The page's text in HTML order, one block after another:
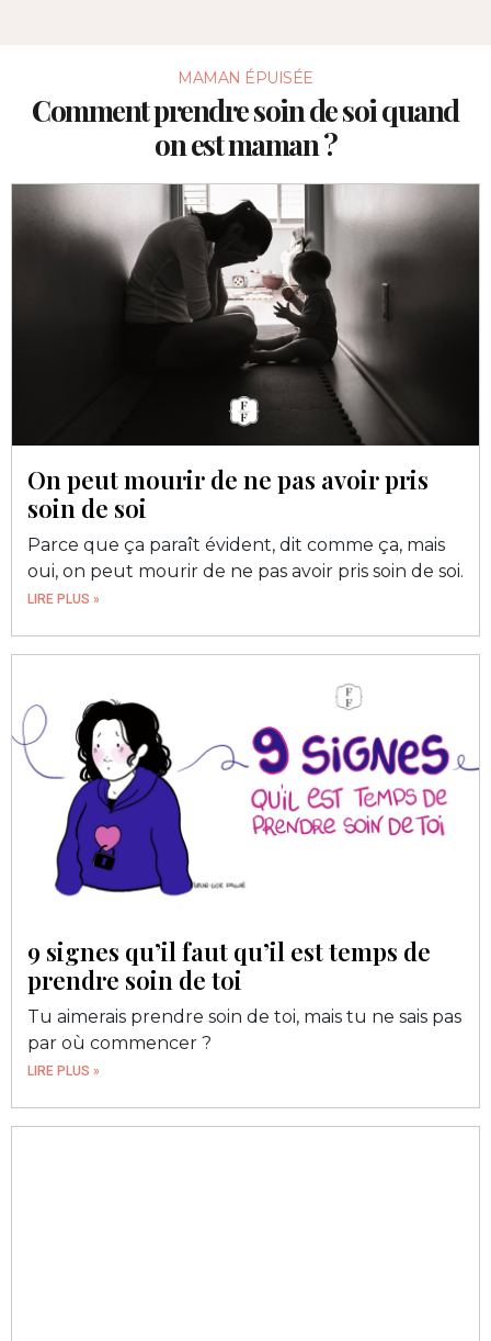
MAMAN ÉPUISÉE
Comment prendre soin de soi quand
on est maman ?
On peut mourir de ne pas avoir pris
soin de soi
Parce que ça paraît évident, dit comme ça, mais
oui, on peut mourir de ne pas avoir pris soin de soi.
LIRE PLUS »
9 signes qu’il faut qu’il est temps de
prendre soin de toi
Tu aimerais prendre soin de toi, mais tu ne sais pas
par où commencer ?
LIRE PLUS »